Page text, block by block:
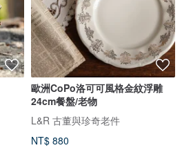
歐洲CoPo洛可可風格金紋浮雕
24cm餐盤/老物
L&R 古董與珍奇老件
NT$ 880